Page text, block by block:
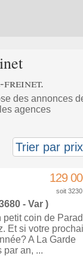
freinet.
des annonces
agences
Trier par
129
soit 3230
- Var )
petit coin de
Et si votre
A La Garde
par an, ...